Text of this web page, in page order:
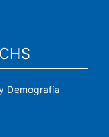
Demografía